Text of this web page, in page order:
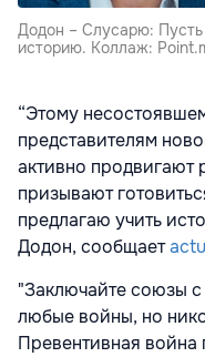
Додон – Слусарю: Пусть
историю. Коллаж:
“Этому
представителям
активно
призывают
предлагаю учить
Додон, сообщает
"Заключайте союзы
любые войны, но
Превентивная